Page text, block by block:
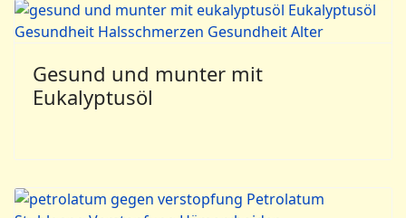
Gesund und munter mit
Eukalyptusöl